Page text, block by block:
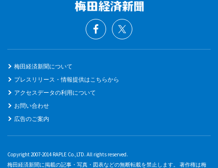
梅田経済新聞について
プレスリリース・情報提供はこちらから
アクセスデータの利用について
お問い合わせ
広告のご案内
Copyright 2007-2014 RAPLE Co.,LTD. All rights reserved.
梅田経済新聞に掲載の記事・写真・図表などの無断転載を禁止します。 著作権は梅